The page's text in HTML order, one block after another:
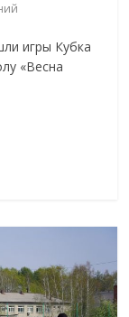
игры Кубка
«Весна